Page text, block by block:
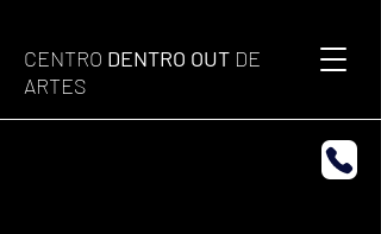
CENTRO DENTRO OUT DE
ARTES